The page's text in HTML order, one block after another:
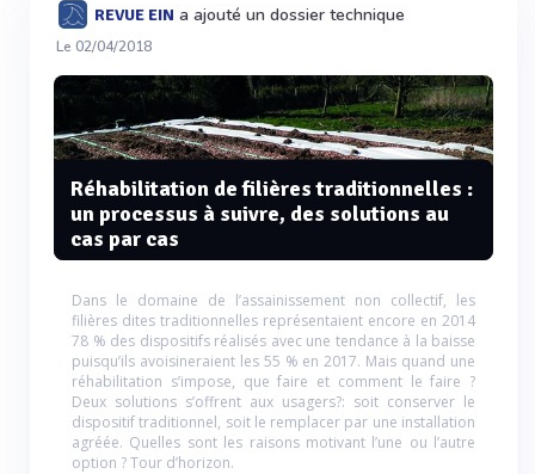
REVUE EIN a ajouté un dossier technique
Le 02/04/2018
Réhabilitation de filières traditionnelles :
un processus à suivre, des solutions au
cas par cas
Dans le domaine de l’assainissement non collectif, les
filières dites traditionnelles représentaient encore en 2014
78 % des dispositifs réalisés avec une tendance à la baisse
puisqu’ils avoisineraient les 55 % en 2017. Mais quand une
réhabilitation s’impose, que faire et comment le faire ?
Deux solutions s’offrent aux usagers?: soit conserver le
dispositif traditionnel, soit le remplacer par une installation
agréée. Quelles sont les raisons motivant l’une ou l’autre
option ? Tour d’horizon.